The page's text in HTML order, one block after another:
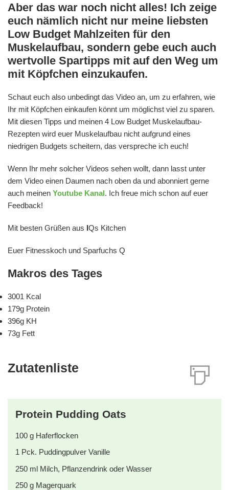
Aber das war noch nicht alles! Ich zeige
euch nämlich nicht nur meine liebsten
Low Budget Mahlzeiten für den
Muskelaufbau, sondern gebe euch auch
wertvolle Spartipps mit auf den Weg um
mit Köpfchen einzukaufen.
Schaut euch also unbedingt das Video an, um zu erfahren, wie
Ihr mit Köpfchen einkaufen könnt um möglichst viel zu sparen.
Mit diesen Tipps und meinen 4 Low Budget Muskelaufbau-
Rezepten wird euer Muskelaufbau nicht aufgrund eines
niedrigen Budgets scheitern, das verspreche ich euch!
Wenn Ihr mehr solcher Videos sehen wollt, dann lasst unter
dem Video einen Daumen nach oben da und abonniert gerne
auch meinen Youtube Kanal. Ich freue mich schon auf euer
Feedback!
Mit besten Grüßen aus IQs Kitchen
Euer Fitnesskoch und Sparfuchs Q
Makros des Tages
3001 Kcal
179g Protein
396g KH
73g Fett
Zutatenliste
Protein Pudding Oats
100 g Haferflocken
1 Pck. Puddingpulver Vanille
250 ml Milch, Pflanzendrink oder Wasser
250 g Magerquark